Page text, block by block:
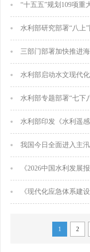
“十五五”规划109项重
水利部研究部署“八上
三部门部署加快推进
水利部启动水文现代
水利部专题部署“七下
水利部印发《水利遥
我国今日全面进入主
《2026中国水利发展
《现代化应急体系建
1 2